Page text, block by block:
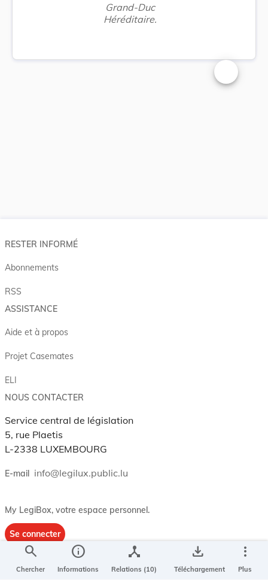
Grand-Duc
Héréditaire.
Changer la
search
Chercher
info
Informations
device_hub
Relations (10)
save_alt
Téléchargement
more_vert
Plus
RESTER INFORMÉ
Abonnements
RSS
ASSISTANCE
Aide et à propos
Projet Casemates
ELI
NOUS CONTACTER
Service central de législation
5, rue Plaetis
L-2338 LUXEMBOURG
E-mail info@legilux.public.lu
My LegiBox, votre espace personnel.
Se connecter
Enregistrer et organiser vos actes préférés, enregistrer vos
recherches, soyez alerté en cas de modification sur un document